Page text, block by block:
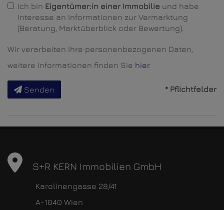
Ich bin Eigentümer:in einer Immobilie und habe
Interesse an Informationen zur Vermarktung
(Beratung, Marktüberblick oder Bewertung).
Wir verarbeiten Ihre personenbezogenen Daten,
weitere Informationen finden Sie hier.
Senden * Pflichtfelder
S+R KERN Immobilien GmbH
Karolinengasse 28/41
A-1040 Wien